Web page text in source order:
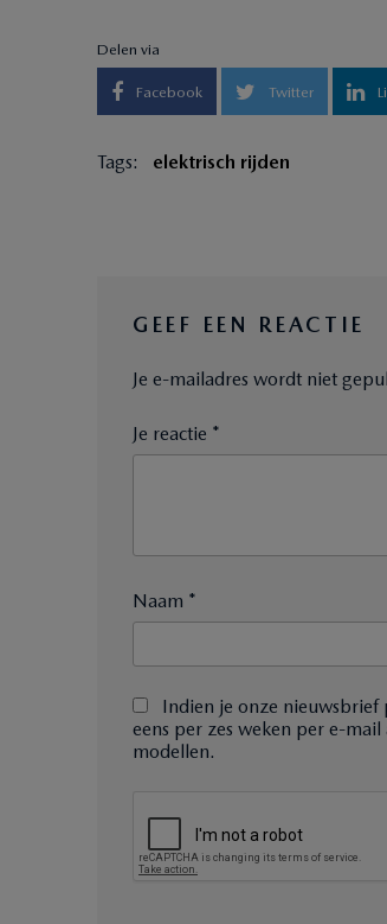
Delen via
Facebook Twitter
Tags: elektrisch rijden
GEEF EEN REACTIE
Je e-mailadres wordt niet
Je reactie *
Naam *
Indien je onze nieuwsbrief
eens per zes weken per e-
modellen.